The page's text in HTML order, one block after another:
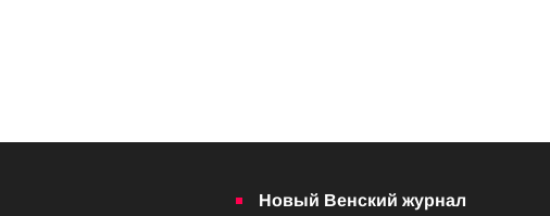
Новый Венский журнал